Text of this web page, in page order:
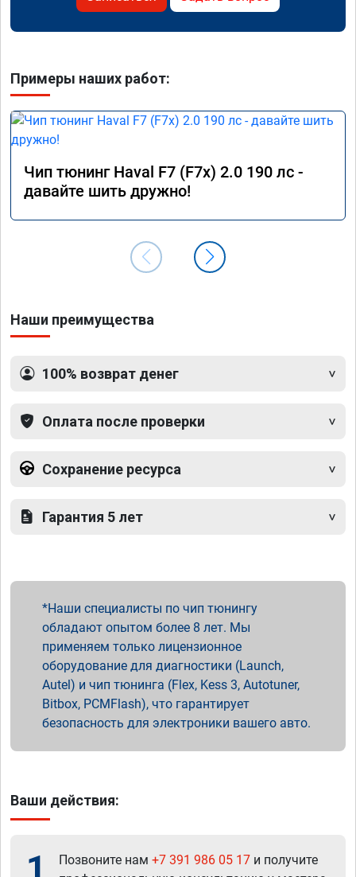
Примеры наших работ:
Чип тюнинг Haval F7 (F7x) 2.0 190 лс -
давайте шить дружно!
Наши преимущества
100% возврат денег
Оплата после проверки
Сохранение ресурса
Гарантия 5 лет
Наши специалисты по чип тюнингу
обладают опытом более 8 лет. Мы
применяем только лицензионное
оборудование для диагностики (Launch,
Autel) и чип тюнинга (Flex, Kess 3, Autotuner,
Bitbox, PCMFlash), что гарантирует
безопасность для электроники вашего авто.
Ваши действия:
1 Позвоните нам +7 391 986 05 17 и получите